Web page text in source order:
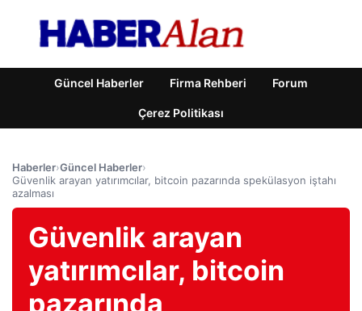
Güncel Haberler Firma Rehberi Forum
Çerez Politikası
Haberler›Güncel Haberler›
Güvenlik arayan yatırımcılar, bitcoin pazarında spekülasyon iştahı
azalması
Güvenlik arayan
yatırımcılar, bitcoin
pazarında